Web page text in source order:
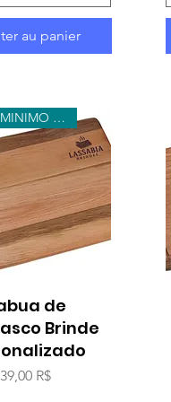
au panier
rapide
PEDIDO MINIMO 30 UNIDADES
de
Brinde
Prix
39,00 R$